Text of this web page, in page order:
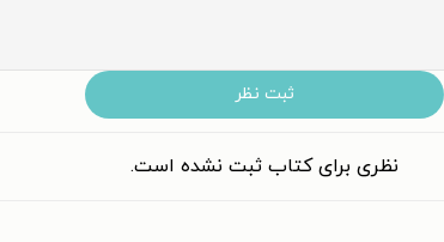
ثبت نظر
نظری برای کتاب ثبت نشده است.